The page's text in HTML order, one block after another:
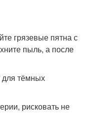
грязевые пятна с
пыль, а после
для тёмных
рисковать не